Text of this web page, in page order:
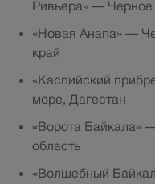
Ривьера» —
«Новая Анапа» —
край
«Каспийский
море, Дагестан
«Ворота Байкала»
область
«Волшебный